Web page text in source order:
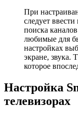
При
следует
поиска
любимые для
настройках
экране, звука.
которое
Настройка
телевизорах